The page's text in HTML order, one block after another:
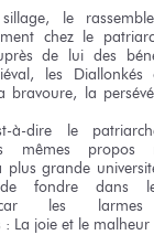
le
chez le
de lui des
les Diallonkés
bravoure, la
à-dire le
mêmes propos
plus grande
de fondre dans
les larmes
: La joie et le malheur